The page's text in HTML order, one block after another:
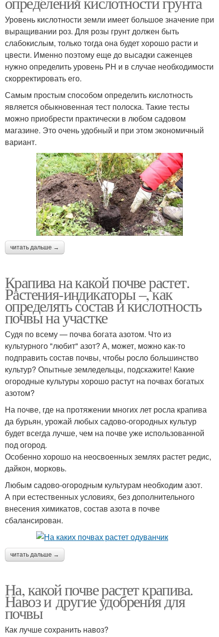
Уровень кислотности земли имеет большое значение при
выращивании роз. Для розы грунт должен быть
слабокислым, только тогда она будет хорошо расти и
цвести. Именно поэтому еще до высадки саженцев
нужно определить уровень PH и в случае необходимости
скорректировать его.
Самым простым способом определить кислотность
является обыкновенная тест полоска. Такие тесты
можно приобрести практически в любом садовом
магазине. Это очень удобный и при этом экономичный
вариант.
читать дальше →
Крапива на какой почве растет.
Растения-индикаторы –, как
определять состав и кислотность
почвы на участке
Судя по всему — почва богата азотом. Что из
культурного "любит" азот? А, может, можно как-то
подправить состав почвы, чтобы росло большинство
культур? Опытные земледельцы, подскажите! Какие
огородные культуры хорошо растут на почвах богатых
азотом?
На почве, где на протяжении многих лет росла крапива
да бурьян, урожай любых садово-огородных культур
будет всегда лучше, чем на почве уже использованной
под огород.
Особенно хорошо на неосвоенных землях растет редис,
дайкон, морковь.
Любым садово-огородным культурам необходим азот.
А при естественных условиях, без дополнительного
внесения химикатов, состав азота в почве
сбалансирован.
читать дальше →
На, какой почве растет крапива.
Навоз и другие удобрения для
почвы
Как лучше сохранить навоз?